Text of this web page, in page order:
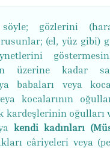
gözlerini
(el, yüz gibi)
üzerine kadar
babaları veya
kocalarının
kardeşlerinin oğulları
kendi kadınları
câriyeleri veya